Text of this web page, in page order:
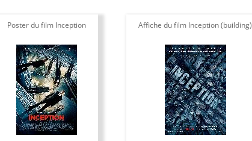
Poster du film Inception Affiche du film Inception (building)